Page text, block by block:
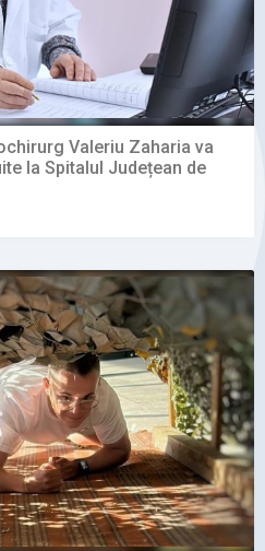
Valeriu Zaharia va
la Spitalul Județean de